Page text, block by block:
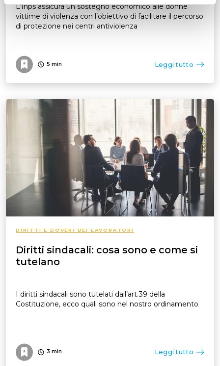
L’Inps assicura un sostegno economico alle donne
vittime di violenza con l’obiettivo di facilitare il percorso
di protezione nei centri antiviolenza
5 min Leggi tutto
DIRITTI E DOVERI DEI LAVORATORI
Diritti sindacali: cosa sono e come si
tutelano
I diritti sindacali sono tutelati dall’art.39 della
Costituzione, ecco quali sono nel nostro ordinamento
3 min Leggi tutto